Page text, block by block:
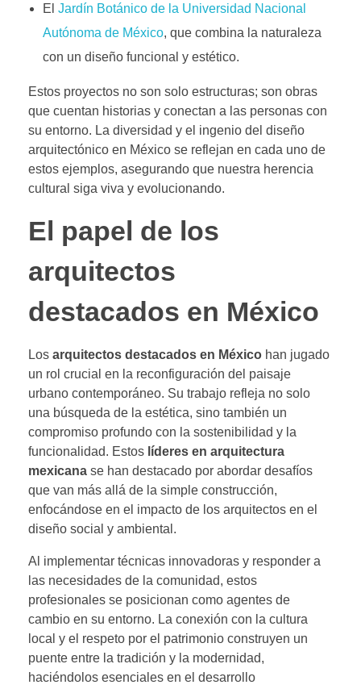
El Jardín Botánico de la Universidad Nacional
Autónoma de México, que combina la naturaleza
con un diseño funcional y estético.
Estos proyectos no son solo estructuras; son obras
que cuentan historias y conectan a las personas con
su entorno. La diversidad y el ingenio del diseño
arquitectónico en México se reflejan en cada uno de
estos ejemplos, asegurando que nuestra herencia
cultural siga viva y evolucionando.
El papel de los
arquitectos
destacados en México
Los arquitectos destacados en México han jugado
un rol crucial en la reconfiguración del paisaje
urbano contemporáneo. Su trabajo refleja no solo
una búsqueda de la estética, sino también un
compromiso profundo con la sostenibilidad y la
funcionalidad. Estos líderes en arquitectura
mexicana se han destacado por abordar desafíos
que van más allá de la simple construcción,
enfocándose en el impacto de los arquitectos en el
diseño social y ambiental.
Al implementar técnicas innovadoras y responder a
las necesidades de la comunidad, estos
profesionales se posicionan como agentes de
cambio en su entorno. La conexión con la cultura
local y el respeto por el patrimonio construyen un
puente entre la tradición y la modernidad,
haciéndolos esenciales en el desarrollo